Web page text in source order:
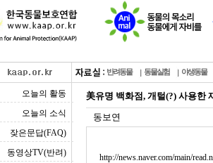
반려동물 동물실험 야생동물
오늘의 활동
오늘의 소식
잦은문답(FAQ)
동영상TV(반려)
美유명 백화점, 개털(?) 사용한
동보연
http://news.naver.com/main/